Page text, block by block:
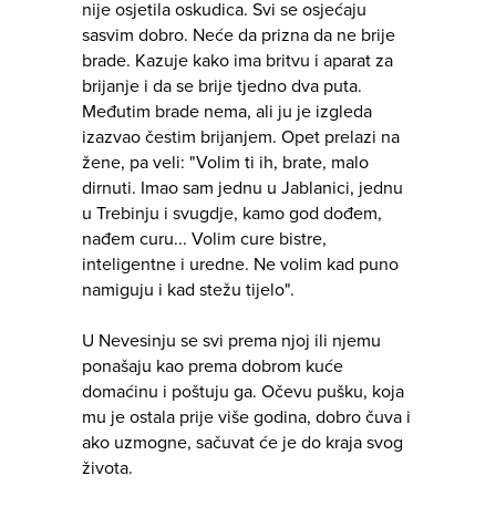
nije osjetila oskudica. Svi se osjećaju
sasvim dobro. Neće da prizna da ne brije
brade. Kazuje kako ima britvu i aparat za
brijanje i da se brije tjedno dva puta.
Međutim brade nema, ali ju je izgleda
izazvao čestim brijanjem. Opet prelazi na
žene, pa veli: "Volim ti ih, brate, malo
dirnuti. Imao sam jednu u Jablanici, jednu
u Trebinju i svugdje, kamo god dođem,
nađem curu... Volim cure bistre,
inteligentne i uredne. Ne volim kad puno
namiguju i kad stežu tijelo".
U Nevesinju se svi prema njoj ili njemu
ponašaju kao prema dobrom kuće
domaćinu i poštuju ga. Očevu pušku, koja
mu je ostala prije više godina, dobro čuva i
ako uzmogne, sačuvat će je do kraja svog
života.